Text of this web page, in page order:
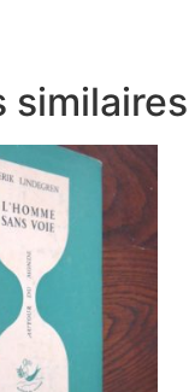
similaires